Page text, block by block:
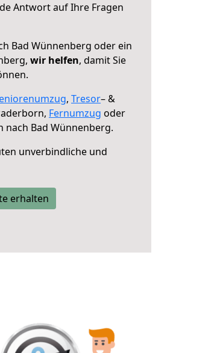
Antwort auf Ihre Fragen
Bad Wünnenberg oder ein
wir helfen, damit Sie
, Tresor– &
Fernumzug oder
nach Bad Wünnenberg.
unverbindliche und
erhalten